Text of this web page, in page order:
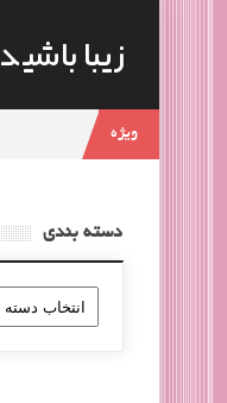
زیبا باشید
ویژه
دسته بندی
دسته
بندی